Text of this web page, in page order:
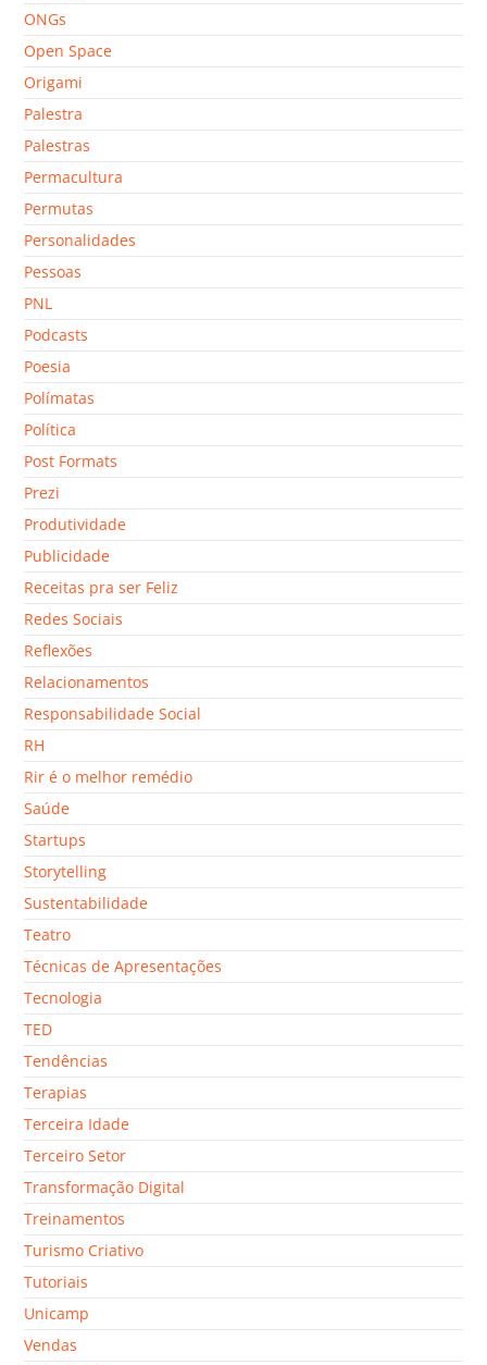
ONGs
Open Space
Origami
Palestra
Palestras
Permacultura
Permutas
Personalidades
Pessoas
PNL
Podcasts
Poesia
Polímatas
Política
Post Formats
Prezi
Produtividade
Publicidade
Receitas pra ser Feliz
Redes Sociais
Reflexões
Relacionamentos
Responsabilidade Social
RH
Rir é o melhor remédio
Saúde
Startups
Storytelling
Sustentabilidade
Teatro
Técnicas de Apresentações
Tecnologia
TED
Tendências
Terapias
Terceira Idade
Terceiro Setor
Transformação Digital
Treinamentos
Turismo Criativo
Tutoriais
Unicamp
Vendas